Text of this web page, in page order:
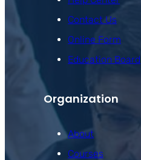
Contact Us
Online Form
Education Board
Organization
About
Courses